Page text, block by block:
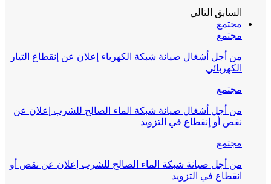
السابق التالي
مجتمع
مجتمع
من أجل أشغال صيانة شبكة الكهرباء إعلان عن إنقطاع التيار
الكهربائي
مجتمع
من أجل أشغال صيانة شبكة الماء الصالح للشرب إعلان عن
نقص أو إنقطاع في التزويد
مجتمع
من أجل صيانة شبكة الماء الصالح للشرب إعلان عن نقص أو
انقطاع في التزويد